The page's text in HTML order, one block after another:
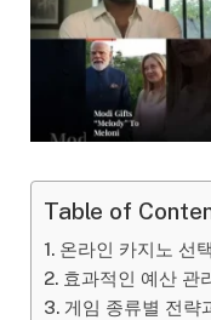
Table of
온라인 카지노 선
효과적인 예산 관
게임 종류별 전략